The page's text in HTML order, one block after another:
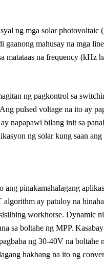
ng mga solar
mahusay na mga
matataas na frequency (kHz
ng pagkontrol sa
pulsed voltage na ito ay
napapawi bilang init sa
ng solar kung saan
ang pinakamahalagang
ay patuloy na
workhorse. Dynamic
sa boltahe ng MPP.
ng 30-40V na
hakbang na ito ng